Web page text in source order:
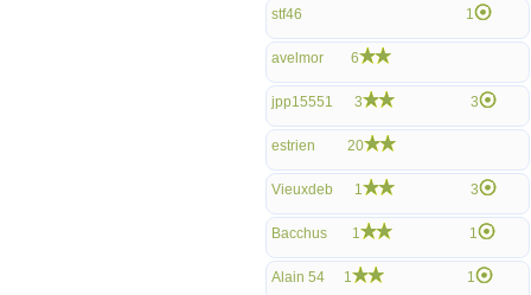
stf46 1
avelmor 6
jpp15551 3 3
estrien 20
Vieuxdeb 1 3
Bacchus 1 1
Alain 54 1 1